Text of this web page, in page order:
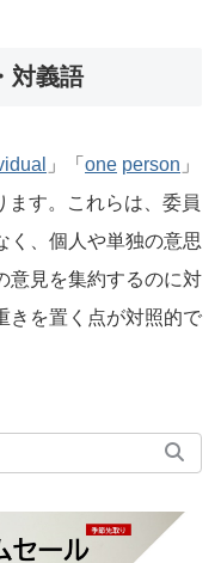
対義語
」「 one person 」
ます。これらは、委員
く、個人や単独の意思
意見を集約するのに対
きを置く点が対照的で